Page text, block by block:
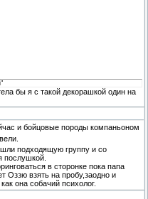
бы я с такой декорашкой один на
и бойцовые породы компаньоном
подходящую группу и со
послушкой.
в сторонке пока папа
Оззю взять на пробу,заодно и
она собачий психолог.